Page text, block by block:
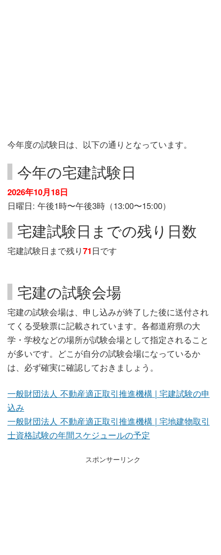
今年度の試験日は、以下の通りとなっています。
今年の宅建試験日
2026年10月18日
日曜日: 午後1時〜午後3時（13:00〜15:00）
宅建試験日までの残り日数
宅建試験日まで残り71日です
宅建の試験会場
宅建の試験会場は、申し込みが終了した後に送付され
てくる受験票に記載されています。各都道府県の大
学・学校などの場所が試験会場として指定されること
が多いです。どこが自分の試験会場になっているか
は、必ず確実に確認しておきましょう。
一般財団法人 不動産適正取引推進機構 | 宅建試験の申
込み
一般財団法人 不動産適正取引推進機構 | 宅地建物取引
士資格試験の年間スケジュールの予定
スポンサーリンク